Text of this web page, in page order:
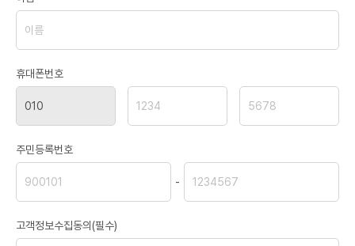
휴대폰번호
주민등록번호
-
고객정보수집동의(필수)